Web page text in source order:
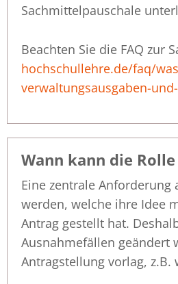
Sachmittelpauschale
Beachten Sie die FAQ zur
hochschullehre.de/faq/
verwaltungsausgaben-
Wann kann die
Eine zentrale Anforderung
werden, welche ihre Idee
Antrag gestellt hat.
Ausnahmefällen geändert
Antragstellung vorlag, z.B.